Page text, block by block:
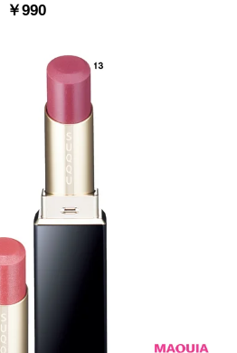
￥990